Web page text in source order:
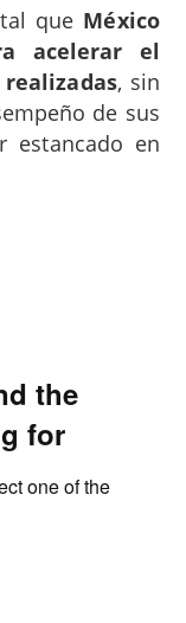
que México
acelerar el
, sin
de sus
estancado en